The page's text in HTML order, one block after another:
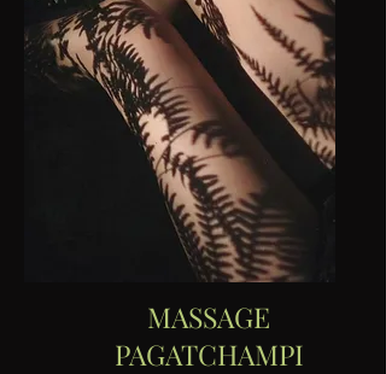
MASSAGE
PAGATCHAMPI